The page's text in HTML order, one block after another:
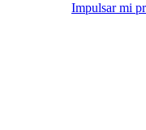
Impulsar mi